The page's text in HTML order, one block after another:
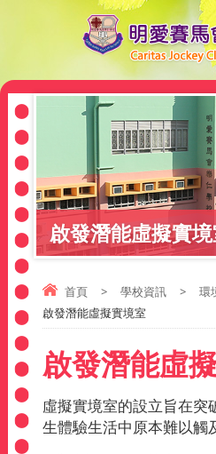
啟發潛能虛擬實
首頁 > 學校資訊 > 環
啟發潛能虛擬實境室
啟發潛能虛
虛擬實境室的設立旨在突
生體驗生活中原本難以觸